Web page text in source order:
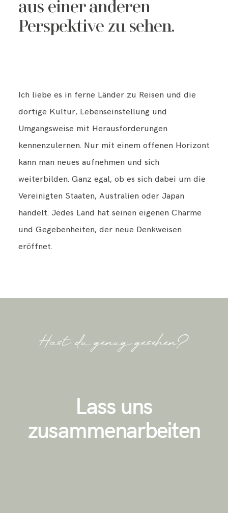
aus einer anderen
Perspektive zu sehen.
Ich liebe es in ferne Länder zu Reisen und die
dortige Kultur, Lebenseinstellung und
Umgangsweise mit Herausforderungen
kennenzulernen. Nur mit einem offenen Horizont
kann man neues aufnehmen und sich
weiterbilden. Ganz egal, ob es sich dabei um die
Vereinigten Staaten, Australien oder Japan
handelt. Jedes Land hat seinen eigenen Charme
und Gegebenheiten, der neue Denkweisen
eröffnet.
Hast du genug gesehen?
Lass uns
zusammenarbeiten